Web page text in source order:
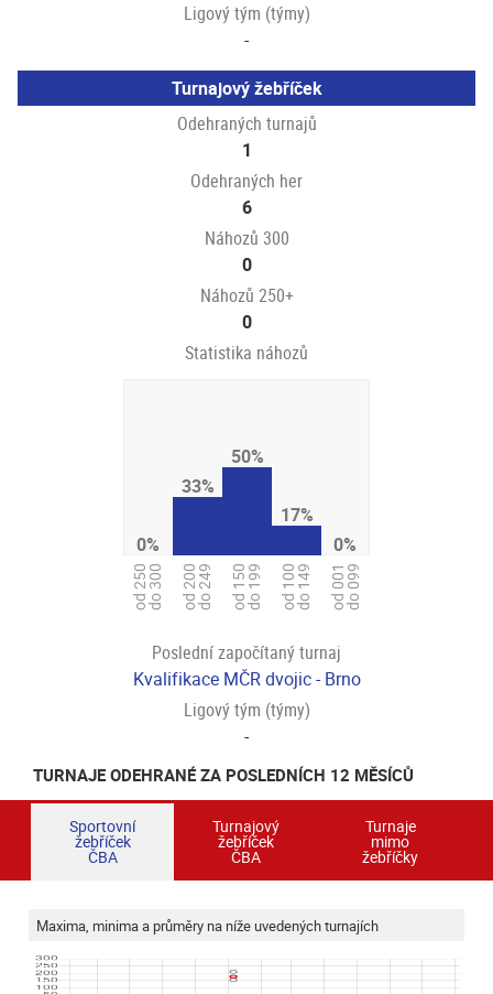
Ligový tým (týmy)
-
Turnajový žebříček
Odehraných turnajů
1
Odehraných her
6
Náhozů 300
0
Náhozů 250+
0
Statistika náhozů
0%
od 250do 300
33%
od 200do 249
50%
od 150do 199
17%
od 100do 149
0%
od 001do 099
Poslední započítaný turnaj
Kvalifikace MČR dvojic - Brno
Ligový tým (týmy)
-
TURNAJE ODEHRANÉ ZA POSLEDNÍCH 12 MĚSÍCŮ
Sportovní
žebříček
ČBA
Turnajový
žebříček
ČBA
Turnaje
mimo
žebříčky
Maxima, minima a průměry na níže uvedených turnajích